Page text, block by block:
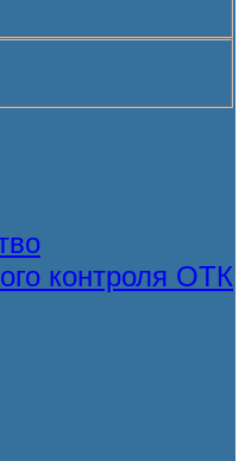
контроля ОТК